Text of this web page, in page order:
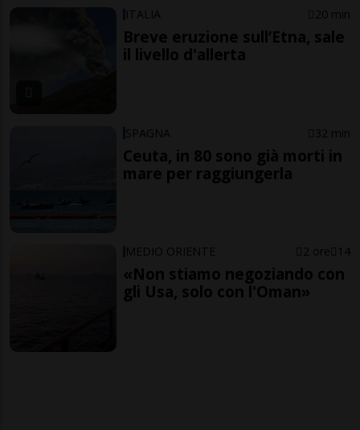
ITALIA 20 min
Breve eruzione sull’Etna, sale
il livello d'allerta
SPAGNA 32 min
Ceuta, in 80 sono già morti in
mare per raggiungerla
MEDIO ORIENTE 2 ore 14
«Non stiamo negoziando con
gli Usa, solo con l'Oman»